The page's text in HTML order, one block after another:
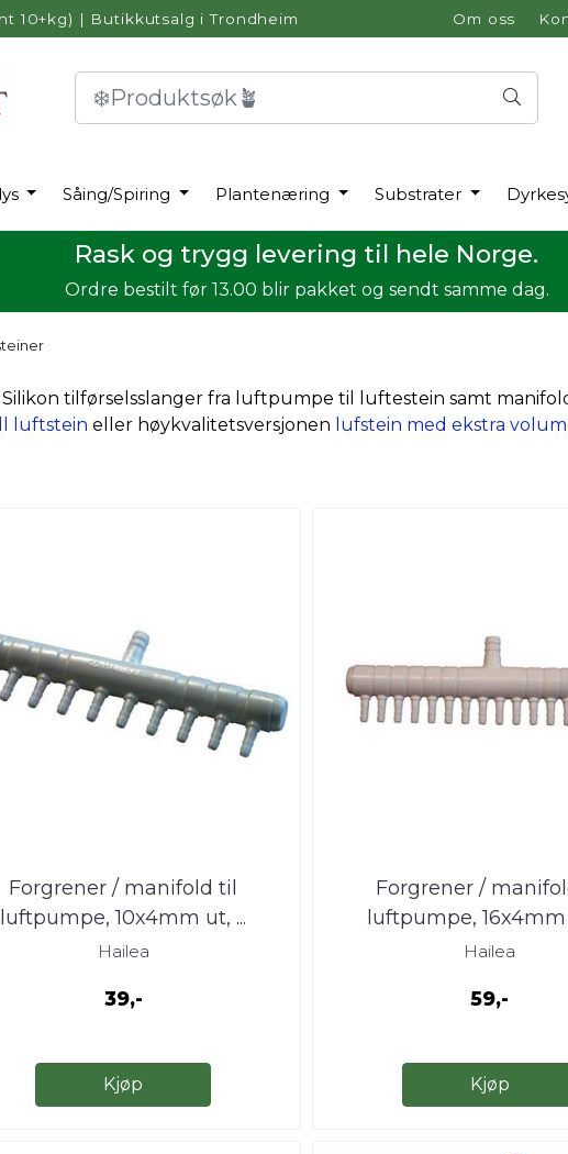
10+kg) | Butikkutsalg i Trondheim Om oss
Såing/Spiring Plantenæring Substrater
Rask og trygg levering til hele Norge.
Ordre bestilt før 13.00 blir pakket og sendt samme dag.
tilførselsslanger fra luftpumpe til luftestein samt
luftstein eller høykvalitetsversjonen lufstein med ekstra volum
Forgrener / manifold til
luftpumpe, 10x4mm ut, ...
Hailea
39,-
Kjøp
Forgrener /
luftpumpe, 16x4mm
Hailea
59,-
Kjøp